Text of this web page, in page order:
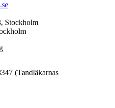
Stockholm
(Tandläkarnas